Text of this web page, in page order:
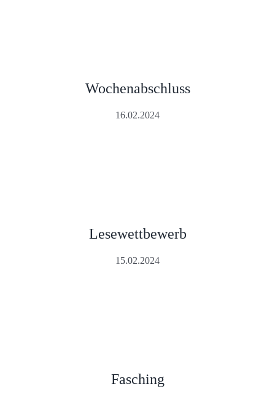
Wochenabschluss
16.02.2024
Lesewettbewerb
15.02.2024
Fasching